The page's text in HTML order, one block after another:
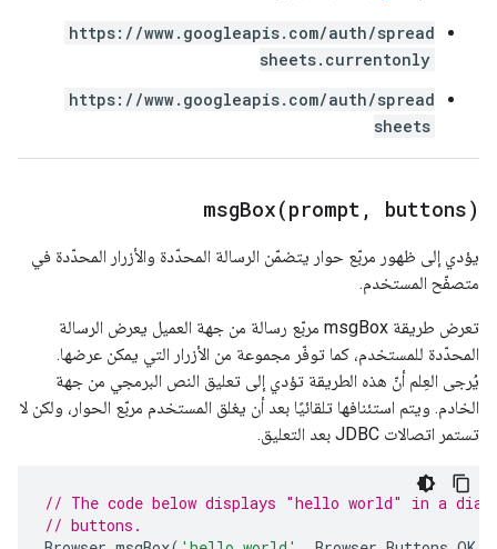
https://www.googleapis.com/auth/spread
sheets.currentonly
https://www.googleapis.com/auth/spread
sheets
msgBox(prompt , buttons)
يؤدي إلى ظهور مربّع حوار يتضمّن الرسالة المحدّدة والأزرار المحدّدة في
متصفّح المستخدم.
تعرض طريقة msgBox مربّع رسالة من جهة العميل يعرض الرسالة
المحدّدة للمستخدم، كما توفّر مجموعة من الأزرار التي يمكن عرضها.
يُرجى العِلم أنّ هذه الطريقة تؤدي إلى تعليق النص البرمجي من جهة
الخادم. ويتم استئنافها تلقائيًا بعد أن يغلق المستخدم مربّع الحوار، ولكن لا
تستمر اتصالات JDBC بعد التعليق.
// The code below displays "hello world" in a
// buttons.